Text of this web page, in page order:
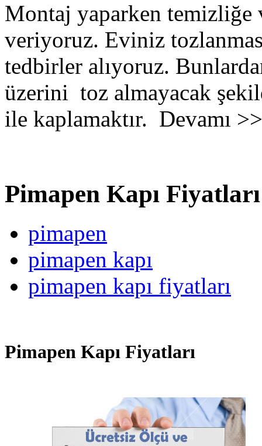
Montaj yaparken
veriyoruz. Eviniz
tedbirler alıyoruz.
üzerini toz almayacak
ile kaplamaktır. Devamı
Pimapen Kapı Fiyatları
pimapen
pimapen kapı
pimapen kapı fiyatları
Pimapen Kapı Fiyatları